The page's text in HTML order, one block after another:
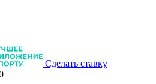
Сделать ставку